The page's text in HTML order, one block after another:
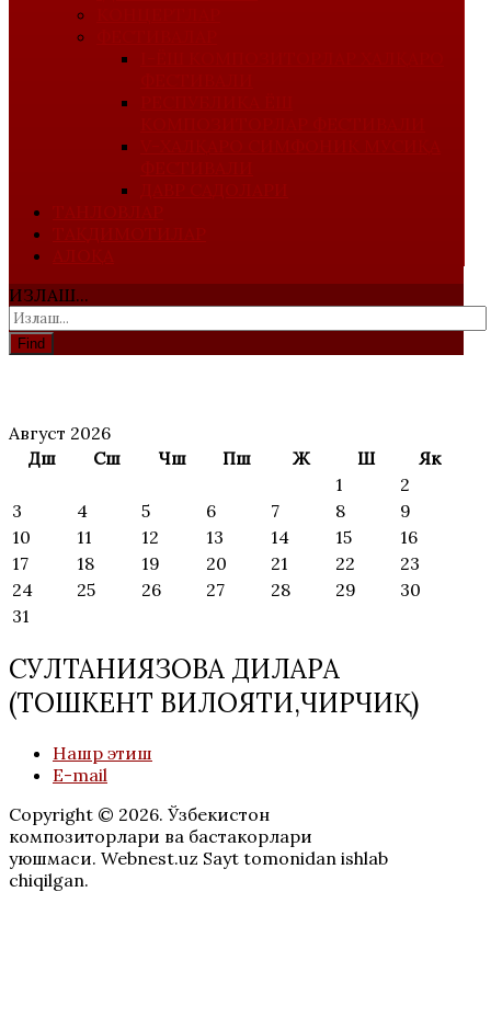
ИЗЛАШ...
Find
Август 2026
Дш
Сш Чш Пш Ж Ш
Як
1
2
3
4 5 6 7 8
9
10
11 12 13 14 15
16
17
18 19 20 21 22
23
24
25 26 27 28 29
30
31
СУЛТАНИЯЗОВА ДИЛАРА
(ТОШКЕНТ ВИЛОЯТИ,ЧИРЧИҚ)
Нашр этиш
E-mail
Copyright © 2026. Ўзбекистон
композиторлари ва бастакорлари
уюшмаси. Webnest.uz Sayt tomonidan ishlab
chiqilgan.